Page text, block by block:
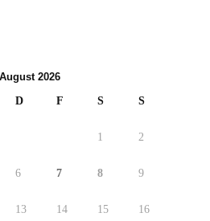
August 2026
D F S S
1 2
6 7 8 9
13 14 15 16